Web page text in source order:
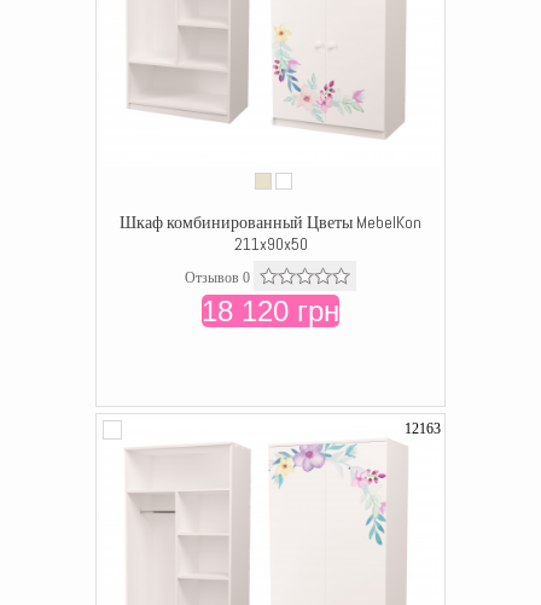
Шкаф комбинированный Цветы MebelKon
211x90x50
Отзывов 0
18 120 грн
12163